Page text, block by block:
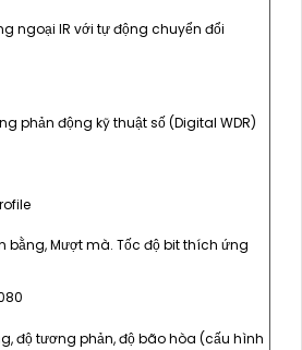
ngoại IR với tự động chuyển đổi
phản động kỹ thuật số (Digital WDR)
bằng, Mượt mà. Tốc độ bit thích ứng
độ tương phản, độ bão hòa (cấu hình